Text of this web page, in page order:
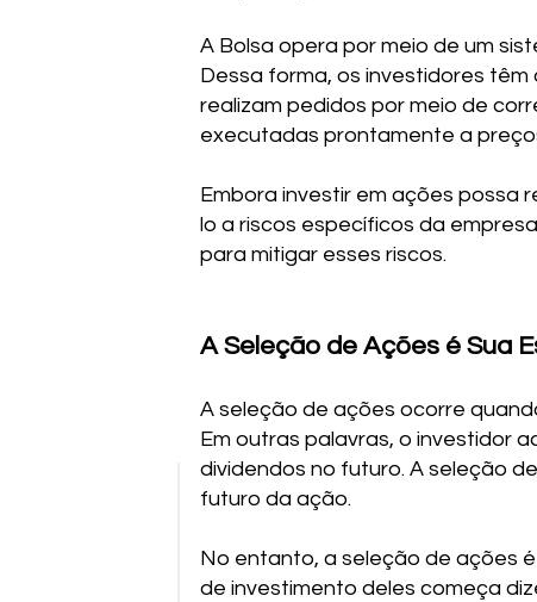
A Bolsa opera por meio de um
Dessa forma, os investidores
realizam pedidos por meio de
executadas prontamente a
Embora investir em ações possa
lo a riscos específicos da
para mitigar esses riscos.
A Seleção de Ações é Sua
A seleção de ações ocorre
Em outras palavras, o investidor
dividendos no futuro. A seleção
futuro da ação.
No entanto, a seleção de ações
de investimento deles começa